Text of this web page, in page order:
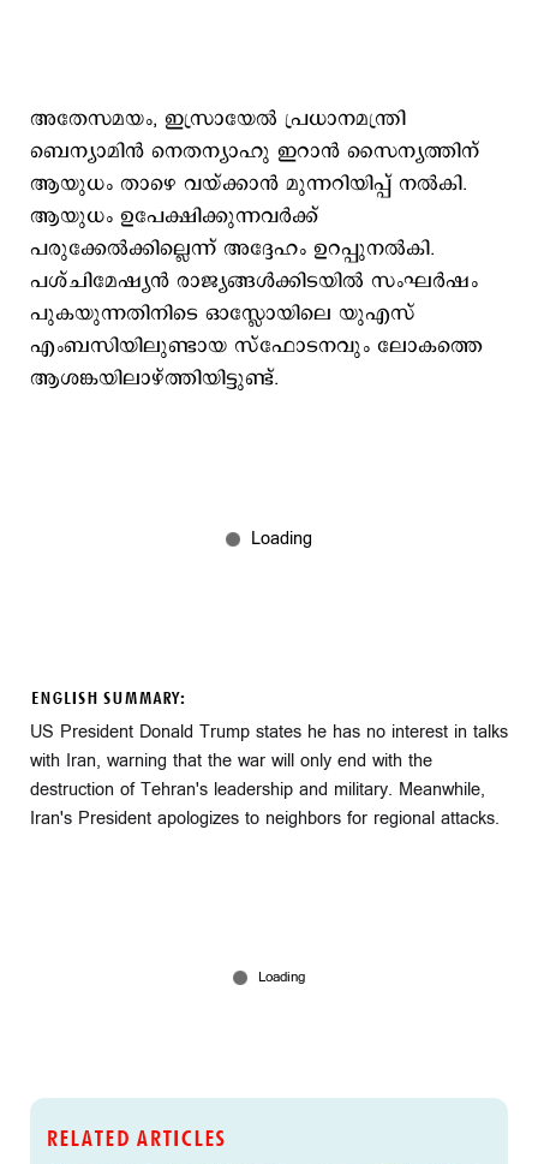
അതേസമയം, ഇസ്രായേൽ പ്രധാനമന്ത്രി
ബെന്യാമിൻ നെതന്യാഹു ഇറാൻ സൈന്യത്തിന്
ആയുധം താഴെ വയ്ക്കാൻ മുന്നറിയിപ്പ് നൽകി.
ആയുധം ഉപേക്ഷിക്കുന്നവർക്ക്
പരുക്കേൽക്കില്ലെന്ന് അദ്ദേഹം ഉറപ്പുനൽകി.
പശ്ചിമേഷ്യൻ രാജ്യങ്ങൾക്കിടയിൽ സംഘർഷം
പുകയുന്നതിനിടെ ഓസ്ലോയിലെ യുഎസ്
എംബസിയിലുണ്ടായ സ്ഫോടനവും ലോകത്തെ
ആശങ്കയിലാഴ്ത്തിയിട്ടുണ്ട്.
ENGLISH SUMMARY:
US President Donald Trump states he has no interest in talks
with Iran, warning that the war will only end with the
destruction of Tehran's leadership and military. Meanwhile,
Iran's President apologizes to neighbors for regional attacks.
RELATED ARTICLES